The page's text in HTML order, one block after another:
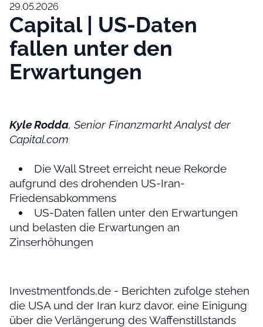
29.05.2026
Capital | US-Daten
fallen unter den
Erwartungen
Kyle Rodda, Senior Finanzmarkt Analyst der
Capital.com
Die Wall Street erreicht neue Rekorde
aufgrund des drohenden US-Iran-
Friedensabkommens
US-Daten fallen unter den Erwartungen
und belasten die Erwartungen an
Zinserhöhungen
Investmentfonds.de - Berichten zufolge stehen
die USA und der Iran kurz davor, eine Einigung
über die Verlängerung des Waffenstillstands